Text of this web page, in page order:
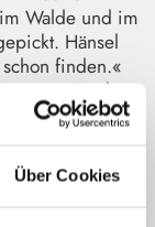
Über Cookies
Walde und im
Hänsel
finden.«
ganze Nacht
aber sie
so
Beeren, die
waren, dass
legten sie